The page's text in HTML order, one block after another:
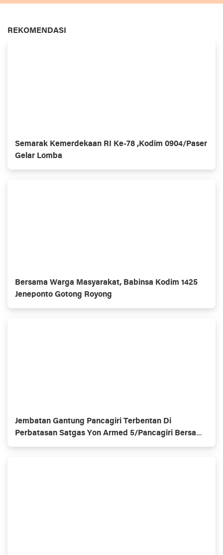
REKOMENDASI
Semarak Kemerdekaan RI Ke-78 ,Kodim 0904/Paser
Gelar Lomba
Bersama Warga Masyarakat, Babinsa Kodim 1425
Jeneponto Gotong Royong
Jembatan Gantung Pancagiri Terbentan Di
Perbatasan Satgas Yon Armed 5/Pancagiri Bersama
Vertikal Rescue Dan PT MA/BDRMS